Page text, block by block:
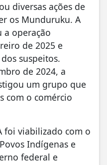
diversas ações de
os Munduruku. A
a operação
de 2025 e
suspeitos.
de 2024, a
um grupo que
com o comércio
foi viabilizado com o
Indígenas e
federal e